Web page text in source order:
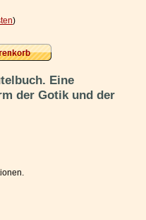
)
Eine
der Gotik und der